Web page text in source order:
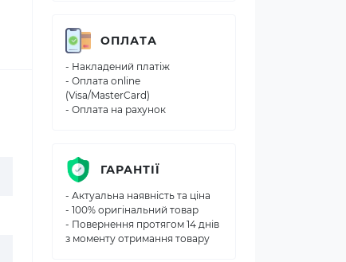
ОПЛАТА
- Накладений платіж
- Оплата online
(Visa/MasterCard)
- Оплата на рахунок
ГАРАНТІЇ
- Актуальна наявність та ціна
- 100% оригінальний товар
- Повернення протягом 14 днів
з моменту отримання товару